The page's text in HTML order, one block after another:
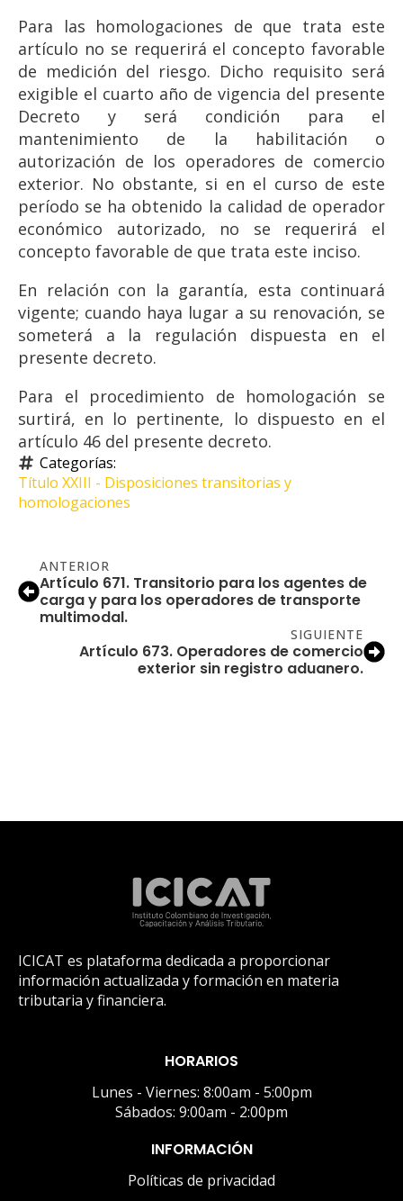
Para las homologaciones de que trata este
artículo no se requerirá el concepto favorable
de medición del riesgo. Dicho requisito será
exigible el cuarto año de vigencia del presente
Decreto y será condición para el
mantenimiento de la habilitación o
autorización de los operadores de comercio
exterior. No obstante, si en el curso de este
período se ha obtenido la calidad de operador
económico autorizado, no se requerirá el
concepto favorable de que trata este inciso.
En relación con la garantía, esta continuará
vigente; cuando haya lugar a su renovación, se
someterá a la regulación dispuesta en el
presente decreto.
Para el procedimiento de homologación se
surtirá, en lo pertinente, lo dispuesto en el
artículo 46 del presente decreto.
Categorías:
Título XXIII - Disposiciones transitorias y
homologaciones
ANTERIOR
Artículo 671. Transitorio para los agentes de
carga y para los operadores de transporte
multimodal.
SIGUIENTE
Artículo 673. Operadores de comercio
exterior sin registro aduanero.
ICICAT es plataforma dedicada a proporcionar
información actualizada y formación en materia
tributaria y financiera.
HORARIOS
Lunes - Viernes: 8:00am - 5:00pm
Sábados: 9:00am - 2:00pm
INFORMACIÓN
Políticas de privacidad